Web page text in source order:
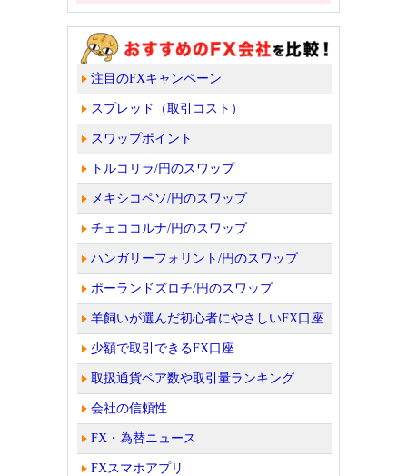
注目のFXキャンペーン
スプレッド（取引コスト）
スワップポイント
トルコリラ/円のスワップ
メキシコペソ/円のスワップ
チェココルナ/円のスワップ
ハンガリーフォリント/円のスワップ
ポーランドズロチ/円のスワップ
羊飼いが選んだ初心者にやさしいFX口座
少額で取引できるFX口座
取扱通貨ペア数や取引量ランキング
会社の信頼性
FX・為替ニュース
FXスマホアプリ